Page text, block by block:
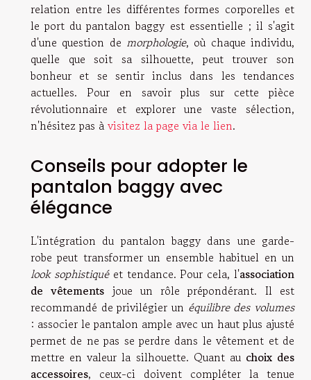
relation entre les différentes formes corporelles et
le port du pantalon baggy est essentielle ; il s'agit
d'une question de morphologie, où chaque individu,
quelle que soit sa silhouette, peut trouver son
bonheur et se sentir inclus dans les tendances
actuelles. Pour en savoir plus sur cette pièce
révolutionnaire et explorer une vaste sélection,
n'hésitez pas àvisitez la page via le lien.
Conseils pour adopter le
pantalon baggy avec
élégance
L'intégration du pantalon baggy dans une garde-
robe peut transformer un ensemble habituel en un
look sophistiquéet tendance. Pour cela, l'association
de vêtements joue un rôle prépondérant. Il est
recommandé de privilégier un équilibre des volumes
: associer le pantalon ample avec un haut plus ajusté
permet de ne pas se perdre dans le vêtement et de
mettre en valeur la silhouette. Quant au choix des
accessoires, ceux-ci doivent compléter la tenue